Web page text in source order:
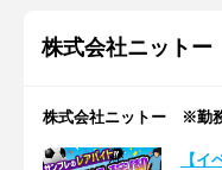
株式会社ニットー
株式会社ニットー ※勤
【